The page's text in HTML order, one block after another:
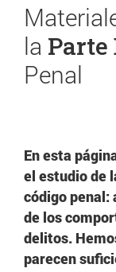
la Parte
Penal
En esta
el estudio de
código penal:
de los
delitos.
parecen